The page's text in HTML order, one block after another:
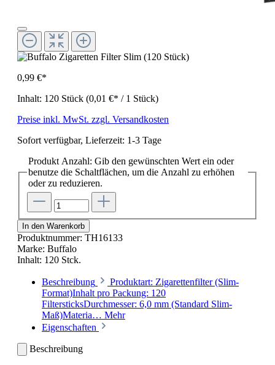
0,99 €*
Inhalt: 120 Stück (0,01 €* / 1 Stück)
Preise inkl. MwSt. zzgl. Versandkosten
Sofort verfügbar, Lieferzeit: 1-3 Tage
Produkt Anzahl: Gib den gewünschten Wert ein oder
benutze die Schaltflächen, um die Anzahl zu erhöhen
oder zu reduzieren.
In den Warenkorb
Produktnummer: TH16133
Marke: Buffalo
Inhalt: 120 Stck.
Beschreibung
Produktart: Zigarettenfilter (Slim-
Format)Inhalt pro Packung: 120
FiltersticksDurchmesser: 6,0 mm (Standard Slim-
Maß)Materia… Mehr
Eigenschaften
Beschreibung